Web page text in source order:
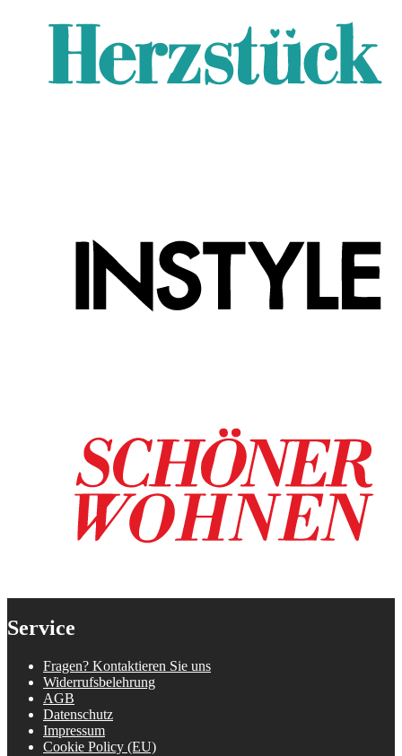
Service
Fragen? Kontaktieren Sie uns
Widerrufsbelehrung
AGB
Datenschutz
Impressum
Cookie Policy (EU)